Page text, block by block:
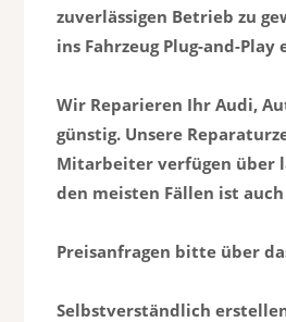
zuverlässigen Betrieb zu
ins Fahrzeug Plug-and-
Wir Reparieren Ihr Audi,
günstig. Unsere
Mitarbeiter verfügen über
den meisten Fällen ist
Preisanfragen bitte über
Selbstverständlich